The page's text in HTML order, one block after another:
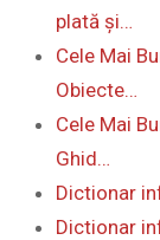
plată și…
Cele Mai
Obiecte…
Cele Mai
Ghid…
Dictionar
Dictionar